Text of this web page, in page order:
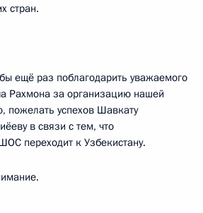
стран.
ещё раз поблагодарить уважаемого
Рахмона за организацию нашей
пожелать успехов Шавкату
в связи с тем, что
переходит к Узбекистану.